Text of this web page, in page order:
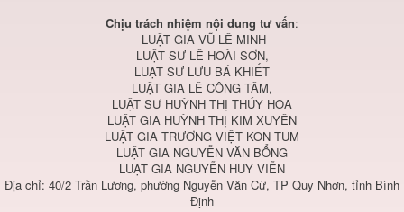
Chịu trách nhiệm nội dung tư vấn:
LUẬT GIA VŨ LÊ MINH
LUẬT SƯ LÊ HOÀI SƠN,
LUẬT SƯ LƯU BÁ KHIẾT
LUẬT GIA LÊ CÔNG TÂM,
LUẬT SƯ HUỲNH THỊ THÚY HOA
LUẬT GIA HUỲNH THỊ KIM XUYÊN
LUẬT GIA TRƯƠNG VIỆT KON TUM
LUẬT GIA NGUYỄN VĂN BỔNG
LUẬT GIA NGUYỄN HUY VIỄN
Địa chỉ: 40/2 Trần Lương, phường Nguyễn Văn Cừ, TP Quy Nhơn, tỉnh Bình
Định